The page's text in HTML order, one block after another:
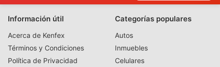
Información útil
Acerca de Kenfex
Términos y Condiciones
Política de Privacidad
Categorías populares
Autos
Inmuebles
Celulares